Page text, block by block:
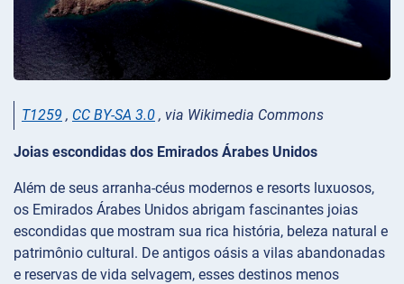
T1259 , CC BY-SA 3.0 , via Wikimedia Commons
Joias escondidas dos Emirados Árabes Unidos
Além de seus arranha-céus modernos e resorts luxuosos,
os Emirados Árabes Unidos abrigam fascinantes joias
escondidas que mostram sua rica história, beleza natural e
patrimônio cultural. De antigos oásis a vilas abandonadas
e reservas de vida selvagem, esses destinos menos